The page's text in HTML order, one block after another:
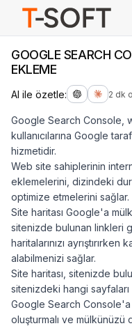
GOOGLE SEARCH
EKLEME
AI ile özetle: 2 dk
Google Search Console,
kullanıcılarına Google
hizmetidir.
Web site sahiplerinin
eklemelerini, dizindeki
optimize etmelerini sağlar.
Site haritası Google'a
sitenizde bulunan linkleri
haritalarınızı ayrıştırırken
alabilmenizi sağlar.
Site haritası, sitenizde
sitenizdeki hangi
Google Search Console'a
oluşturmalı ve mülkünüzü